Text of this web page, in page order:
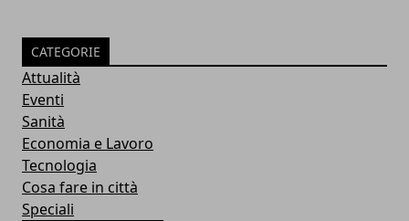
CATEGORIE
Attualità
Eventi
Sanità
Economia e Lavoro
Tecnologia
Cosa fare in città
Speciali